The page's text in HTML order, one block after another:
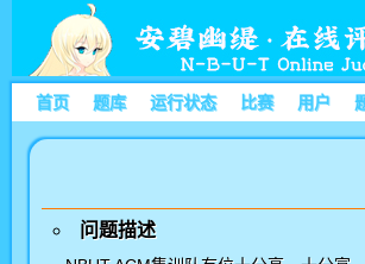
首页 题库 运行状态 比赛 用户
问题描述